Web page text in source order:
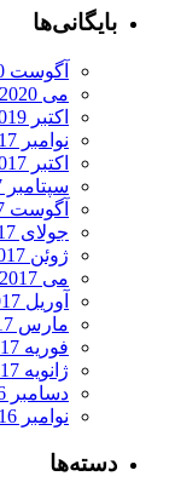
بایگانی‌ها
آگوست 2020
می 2020
اکتبر 2019
نوامبر 2017
اکتبر 2017
سپتامبر 2017
آگوست 2017
جولای 2017
ژوئن 2017
می 2017
آوریل 2017
مارس 2017
فوریه 2017
ژانویه 2017
دسامبر 2016
نوامبر 2016
دسته‌ها